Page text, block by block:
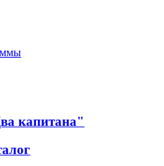
капитана"